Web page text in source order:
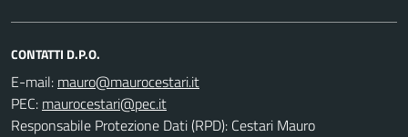
CONTATTI D.P.O.
E-mail:
PEC:
Responsabile Protezione Dati (RPD): Cestari Mauro